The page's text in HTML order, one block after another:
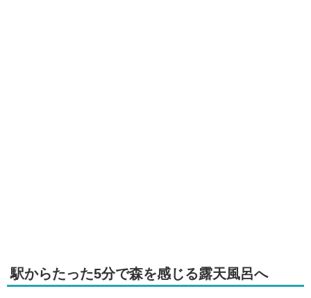
駅からたった5分で森を感じる露天風呂へ